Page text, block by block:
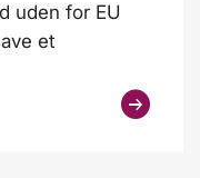
uden for EU
et